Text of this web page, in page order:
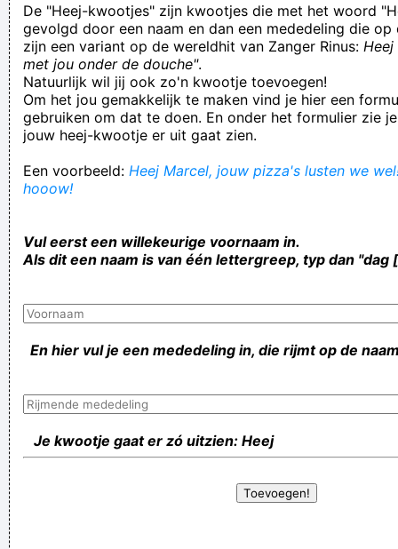
De "Heej-kwootjes" zijn kwootjes die met het woord
gevolgd door een naam en dan een mededeling die op
zijn een variant op de wereldhit van Zanger Rinus:
met jou onder de douche".
Natuurlijk wil jij ook zo'n kwootje toevoegen!
Om het jou gemakkelijk te maken vind je hier een
gebruiken om dat te doen. En onder het formulier zie
jouw heej-kwootje er uit gaat zien.
Een voorbeeld: Heej Marcel, jouw pizza's lusten we
hooow!
Vul eerst een willekeurige voornaam in.
Als dit een naam is van één lettergreep, typ dan "dag
En hier vul je een mededeling in, die rijmt op de
Je kwootje gaat er zó uitzien: Heej